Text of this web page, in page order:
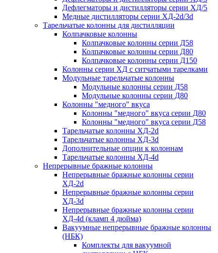
Дефлегматоры и дистилляторы серии ХД/5
Медные дистилляторы серии ХД-2d/3d
Тарельчатые колонны для дистилляции
Колпачковые колонны
Колпачковые колонны серии Д58
Колпачковые колонны серии Д80
Колпачковые колонны серии Д150
Колонны серии ХД с ситчатыми тарелками
Модульные тарельчатые колонны
Модульные колонны серии Д58
Модульные колонны серии Д80
Колонны "медного" вкуса
Колонны "медного" вкуса серии Д80
Колонны "медного" вкуса серии Д58
Тарельчатые колонны ХД-2d
Тарельчатые колонны ХД-3d
Дополнительные опции к колоннам
Тарельчатые колонны ХД-4d
Непрерывные бражные колонны
Непрерывные бражные колонны серии
ХД-2d
Непрерывные бражные колонны серии
ХД-3d
Непрерывные бражные колонны серии
ХД-4d (кламп 4 дюйма)
Вакуумные непрерывные бражные колонны
(НБК)
Комплекты для вакуумной